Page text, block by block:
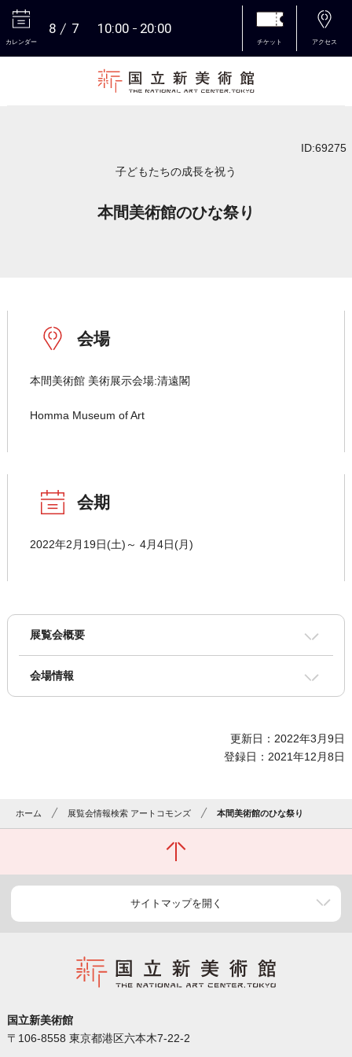
カレンダー
8 7 10:00 20:00
チケット アクセス
ID:69275
子どもたちの成長を祝う
本間美術館のひな祭り
会場
本間美術館 美術展示会場:清遠閣
Homma Museum of Art
会期
2022年2月19日(土)～ 4月4日(月)
展覧会概要
会場情報
更新日：2022年3月9日
登録日：2021年12月8日
ホーム 展覧会情報検索 アートコモンズ 本間美術館のひな祭り
サイトマップを開く
国立新美術館
〒106-8558 東京都港区六本木7-22-2